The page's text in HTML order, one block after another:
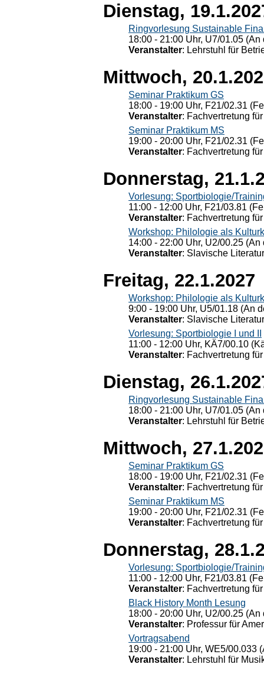
Dienstag,
Ringvorlesung Sustainable
18:00 - 21:00 Uhr, U7/01.05
Veranstalter: Lehrstuhl für
Mittwoch,
Seminar Praktikum GS
18:00 - 19:00 Uhr, F21/02.31
Veranstalter: Fachvertretung
Seminar Praktikum MS
19:00 - 20:00 Uhr, F21/02.31
Veranstalter: Fachvertretung
Donnerstag,
Vorlesung: Sportbiologie/
11:00 - 12:00 Uhr, F21/03.81
Veranstalter: Fachvertretung
Workshop: Philologie als
14:00 - 22:00 Uhr, U2/00.25
Veranstalter: Slavische
Freitag, 22.1.2027
Workshop: Philologie als
9:00 - 19:00 Uhr, U5/01.18 (An
Veranstalter: Slavische
Vorlesung: Sportbiologie I und II
11:00 - 12:00 Uhr, KÄ7/00.10
Veranstalter: Fachvertretung
Dienstag,
Ringvorlesung Sustainable
18:00 - 21:00 Uhr, U7/01.05
Veranstalter: Lehrstuhl für
Mittwoch,
Seminar Praktikum GS
18:00 - 19:00 Uhr, F21/02.31
Veranstalter: Fachvertretung
Seminar Praktikum MS
19:00 - 20:00 Uhr, F21/02.31
Veranstalter: Fachvertretung
Donnerstag,
Vorlesung: Sportbiologie/
11:00 - 12:00 Uhr, F21/03.81
Veranstalter: Fachvertretung
Black History Month Lesung
18:00 - 20:00 Uhr, U2/00.25
Veranstalter: Professur für
Vortragsabend
19:00 - 21:00 Uhr, WE5/00.033
Veranstalter: Lehrstuhl für